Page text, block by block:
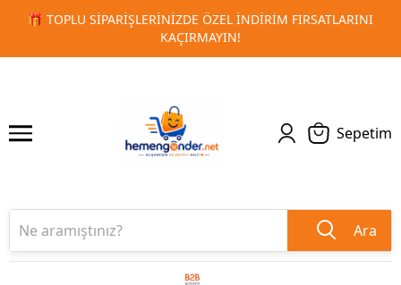
FIRSATLARINI
🚀 KURUMSAL PROMOSYON VE MATBAA
1 2
Sepetim
Ara